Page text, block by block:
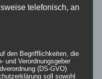
auf dessen Absatz 1 Satz
Angeklagten ohne eine
durch den Gesetzgeber
(Art. 103 Abs. 2 GG, § 1
telefonisch, an
den Begrifflichkeiten, die
und Verordnungsgeber
(DS-GVO)
soll sowohl